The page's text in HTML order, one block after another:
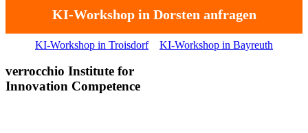
KI-Workshop in Dorsten anfragen
KI-Workshop in Troisdorf KI-Workshop in Bayreuth
verrocchio Institute for
Innovation Competence